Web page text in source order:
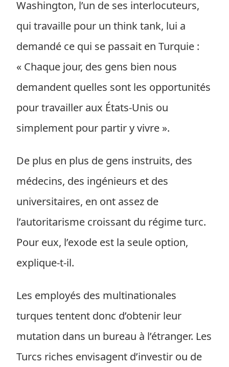
Washington, l’un de ses interlocuteurs,
qui travaille pour un think tank, lui a
demandé ce qui se passait en Turquie :
« Chaque jour, des gens bien nous
demandent quelles sont les opportunités
pour travailler aux États-Unis ou
simplement pour partir y vivre ».
De plus en plus de gens instruits, des
médecins, des ingénieurs et des
universitaires, en ont assez de
l’autoritarisme croissant du régime turc.
Pour eux, l’exode est la seule option,
explique-t-il.
Les employés des multinationales
turques tentent donc d’obtenir leur
mutation dans un bureau à l’étranger. Les
Turcs riches envisagent d’investir ou de